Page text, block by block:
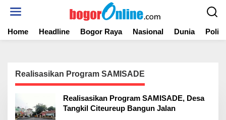
t
Home Headline Bogor Raya Nasional Dunia
Realisasikan Program SAMISADE
Realisasikan Program SAMISADE, Desa
Tangkil Citeureup Bangun Jalan